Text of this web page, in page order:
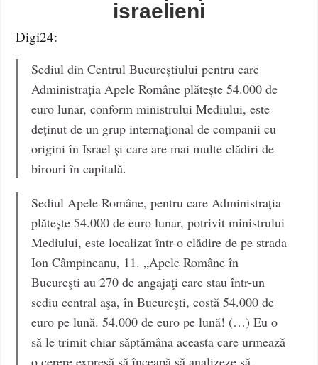
israelieni
Digi24:
Sediul din Centrul Bucureștiului pentru care
Administrația Apele Române plătește 54.000 de
euro lunar, conform ministrului Mediului, este
deținut de un grup internațional de companii cu
origini în Israel și care are mai multe clădiri de
birouri în capitală.
Sediul Apele Române, pentru care Administrația
plătește 54.000 de euro lunar, potrivit ministrului
Mediului, este localizat într-o clădire de pe strada
Ion Câmpineanu, 11. „Apele Române în
Bucureşti au 270 de angajaţi care stau într-un
sediu central aşa, în Bucureşti, costă 54.000 de
euro pe lună. 54.000 de euro pe lună! (…) Eu o
să le trimit chiar săptămâna aceasta care urmează